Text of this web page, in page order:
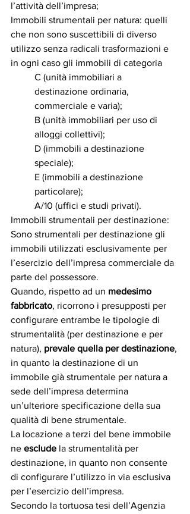
l’attività dell’impresa;
Immobili strumentali per natura: quelli
che non sono suscettibili di diverso
utilizzo senza radicali trasformazioni e
in ogni caso gli immobili di categoria
C (unità immobiliari a
destinazione ordinaria,
commerciale e varia);
B (unità immobiliari per uso di
alloggi collettivi);
D (immobili a destinazione
speciale);
E (immobili a destinazione
particolare);
A/10 (uffici e studi privati).
Immobili strumentali per destinazione:
Sono strumentali per destinazione gli
immobili utilizzati esclusivamente per
l’esercizio dell’impresa commerciale da
parte del possessore.
Quando, rispetto ad un medesimo
fabbricato, ricorrono i presupposti per
configurare entrambe le tipologie di
strumentalità (per destinazione e per
natura), prevale quella per destinazione,
in quanto la destinazione di un
immobile già strumentale per natura a
sede dell’impresa determina
un’ulteriore specificazione della sua
qualità di bene strumentale.
La locazione a terzi del bene immobile
ne esclude la strumentalità per
destinazione, in quanto non consente
di configurare l’utilizzo in via esclusiva
per l’esercizio dell’impresa.
Secondo la tortuosa tesi dell’Agenzia